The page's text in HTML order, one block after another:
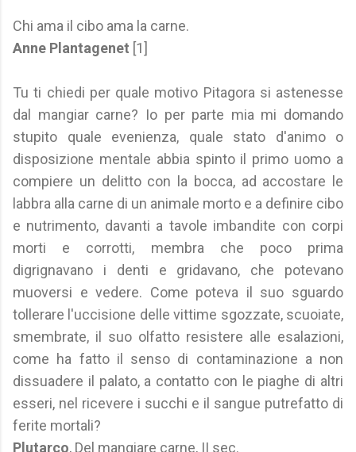
Chi ama il cibo ama la carne.
Anne Plantagenet [1]
Tu ti chiedi per quale motivo Pitagora si astenesse
dal mangiar carne? Io per parte mia mi domando
stupito quale evenienza, quale stato d'animo o
disposizione mentale abbia spinto il primo uomo a
compiere un delitto con la bocca, ad accostare le
labbra alla carne di un animale morto e a definire cibo
e nutrimento, davanti a tavole imbandite con corpi
morti e corrotti, membra che poco prima
digrignavano i denti e gridavano, che potevano
muoversi e vedere. Come poteva il suo sguardo
tollerare l'uccisione delle vittime sgozzate, scuoiate,
smembrate, il suo olfatto resistere alle esalazioni,
come ha fatto il senso di contaminazione a non
dissuadere il palato, a contatto con le piaghe di altri
esseri, nel ricevere i succhi e il sangue putrefatto di
ferite mortali?
Plutarco, Del mangiare carne, II sec.